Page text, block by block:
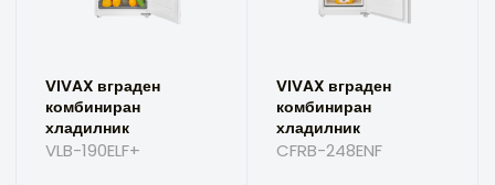
VIVAX вграден
комбиниран
хладилник
VLB-190ELF+
VIVAX вграден
комбиниран
хладилник
CFRB-248ENF